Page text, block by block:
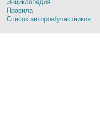
Энциклопедия
Правила
Список авторов/участников